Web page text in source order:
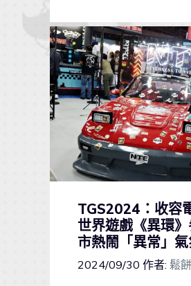
TGS2024：收容
世界遊戲《異環
市熱鬧「異常」氣
2024/09/30 作者: 鬆餅